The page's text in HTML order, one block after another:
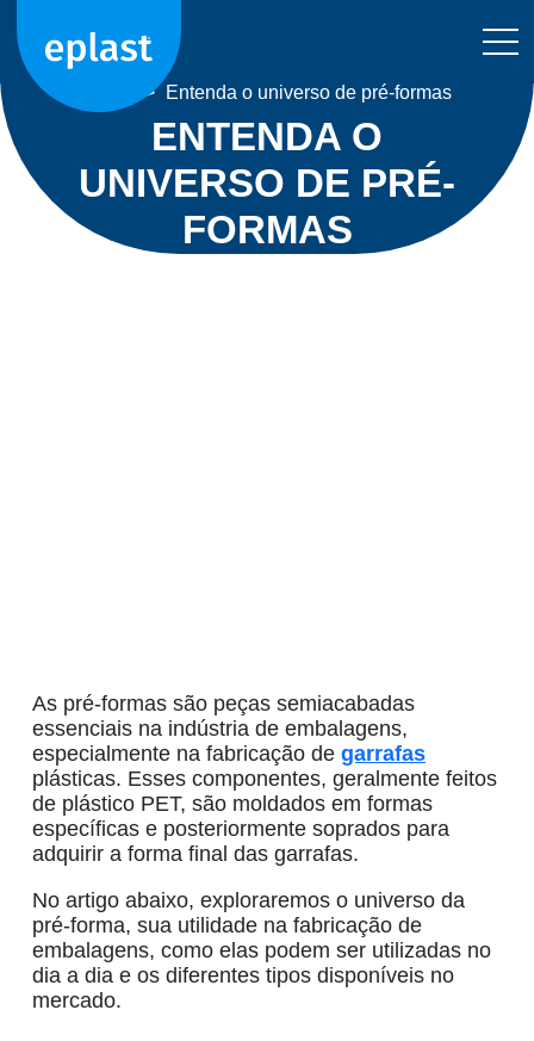
> Entenda o universo de pré-formas
ENTENDA O
UNIVERSO DE PRÉ-
FORMAS
As pré-formas são peças semiacabadas
essenciais na indústria de embalagens,
especialmente na fabricação de garrafas
plásticas. Esses componentes, geralmente feitos
de plástico PET, são moldados em formas
específicas e posteriormente soprados para
adquirir a forma final das garrafas.
No artigo abaixo, exploraremos o universo da
pré-forma, sua utilidade na fabricação de
embalagens, como elas podem ser utilizadas no
dia a dia e os diferentes tipos disponíveis no
mercado.